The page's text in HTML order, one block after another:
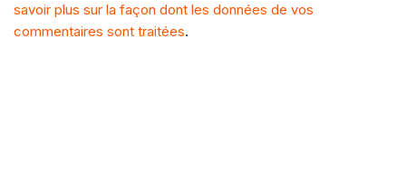
savoir plus sur la façon dont les données de vos
commentaires sont traitées.